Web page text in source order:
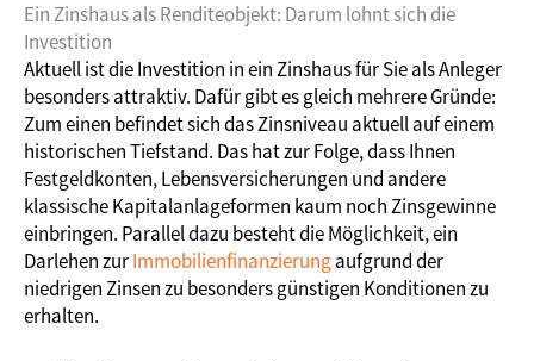
Ein Zinshaus als Renditeobjekt: Darum lohnt sich die
Investition
Aktuell ist die Investition in ein Zinshaus für Sie als Anleger
besonders attraktiv. Dafür gibt es gleich mehrere Gründe:
Zum einen befindet sich das Zinsniveau aktuell auf einem
historischen Tiefstand. Das hat zur Folge, dass Ihnen
Festgeldkonten, Lebensversicherungen und andere
klassische Kapitalanlageformen kaum noch Zinsgewinne
einbringen. Parallel dazu besteht die Möglichkeit, ein
Darlehen zurImmobilienfinanzierungaufgrund der
niedrigen Zinsen zu besonders günstigen Konditionen zu
erhalten.